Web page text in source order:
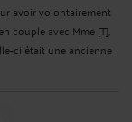
avoir volontairement
couple avec Mme [T],
ci était une ancienne